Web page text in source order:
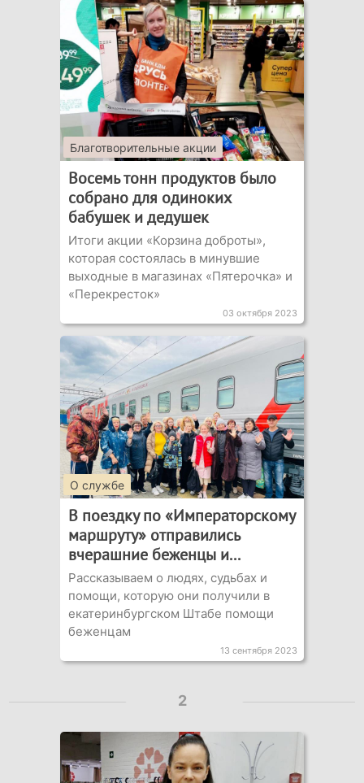
Благотворительные акции
Восемь тонн продуктов было
собрано для одиноких
бабушек и дедушек
Итоги акции «Корзина доброты»,
которая состоялась в минувшие
выходные в магазинах «Пятерочка» и
«Перекресток»
03 октября 2023
О службе
В поездку по «Императорскому
маршруту» отправились
вчерашние беженцы и...
Рассказываем о людях, судьбах и
помощи, которую они получили в
екатеринбургском Штабе помощи
беженцам
13 сентября 2023
2